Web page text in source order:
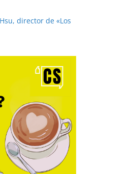
director de «Los